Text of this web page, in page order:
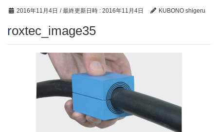
2016年11月4日 / 最終更新日時 : 2016年11月4日 KUBONO shigeru
roxtec_image35